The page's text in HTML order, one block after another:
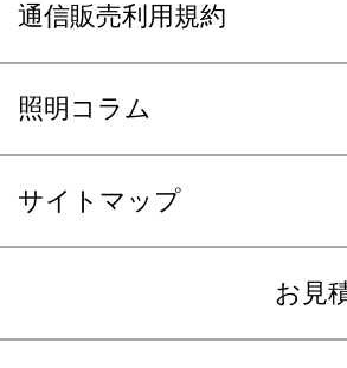
通信販売利用規約
照明コラム
サイトマップ
お見